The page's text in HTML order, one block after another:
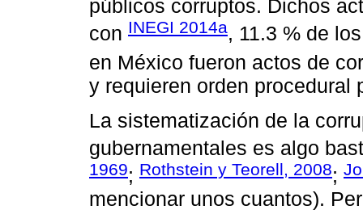
públicos corruptos. Dichos
con INEGI 2014a, 11.3 % de
en México fueron actos de
y requieren orden procedural
La sistematización de la
gubernamentales es algo
1969; Rothstein y Teorell, 2008;
mencionar unos cuantos).